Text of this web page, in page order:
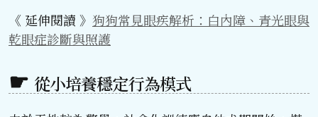
《 延伸閱讀 》 狗狗常見眼疾解析：白內障、青光眼與
乾眼症診斷與照護
從小培養穩定行為模式